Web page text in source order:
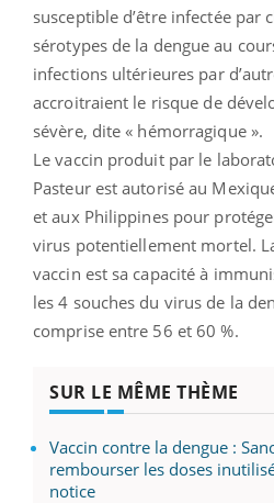
susceptible d’être infectée par
sérotypes de la dengue au
infections ultérieures par
accroitraient le risque de
sévère, dite « hémorragique ».
Le vaccin produit par le
Pasteur est autorisé au
et aux Philippines pour
virus potentiellement mortel.
vaccin est sa capacité à
les 4 souches du virus de la
comprise entre 56 et 60 %.
SUR LE MÊME THÈME
Vaccin contre la dengue :
rembourser les doses
notice